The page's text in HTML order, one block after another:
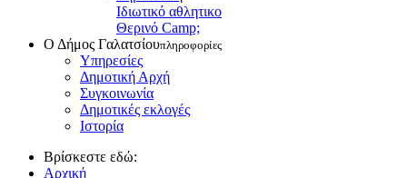
Ιδιωτικό αθλητικο
Θερινό Camp;
Ο Δήμος Γαλατσίουπληροφορίες
Υπηρεσίες
Δημοτική Αρχή
Συγκοινωνία
Δημοτικές εκλογές
Ιστορία
Βρίσκεστε εδώ:
Αρχική